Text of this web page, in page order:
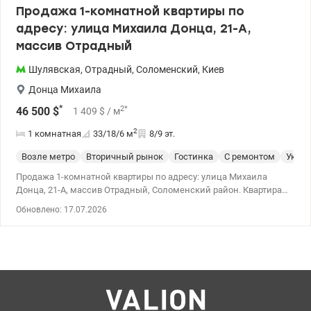
Продажа 1-комнатной квартиры по
адресу: улица Михаила Донца, 21-А,
массив Отрадный
Шулявская, Отрадный, Соломенский, Киев
Донца Михаила
46 500 $* 1 409 $ / м2*
1 комнатная 33/18/6 м2 8/9 эт.
Возле метро Вторичный рынок Гостинка С ремонтом
Продажа 1-комнатной квартиры по адресу: улица Михаила
Донца, 21-А, массив Отрадный, Соломенский район. Квартира
газоснабжением. Общая площадь — 33 кв. м, жилая площадь —
ухоженный подъезд, новый лифт. Развитая инфраструктура,
супермаркеты, парк, остановки общественного транспорта. До
станции скоростного трамвая — 5 минут пешком. Цена — 46 500
Обновлено: 17.07.2026